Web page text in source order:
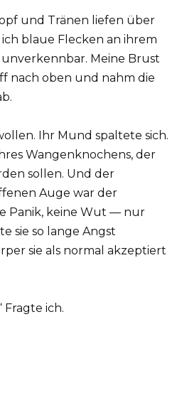
und Tränen liefen über
ich blaue Flecken an ihrem
Meine Brust
nach oben und nahm die
Ihr Mund spaltete sich.
Wangenknochens, der
sollen. Und der
Auge war der
Panik, keine Wut — nur
sie so lange Angst
sie als normal akzeptiert
Fragte ich.